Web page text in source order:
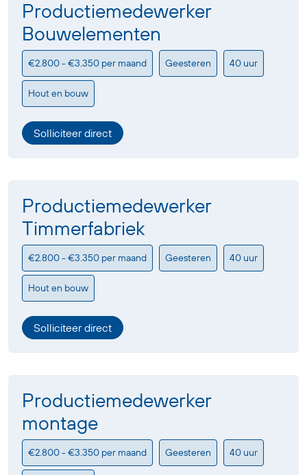
Productiemedewerker
Bouwelementen
€2.800 - €3.350 per maand Geesteren 40 uur
Hout en bouw
Solliciteer direct
Productiemedewerker
Timmerfabriek
€2.800 - €3.350 per maand Geesteren 40 uur
Hout en bouw
Solliciteer direct
Productiemedewerker
montage
€2.800 - €3.350 per maand Geesteren 40 uur